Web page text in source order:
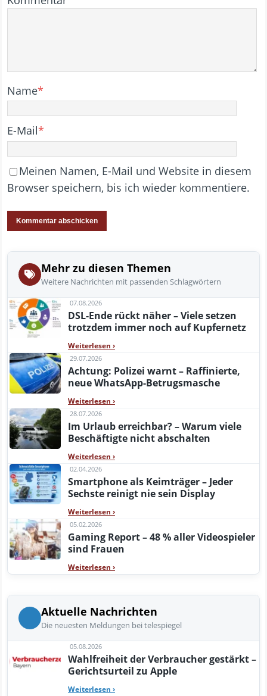
Name*
E-Mail*
Meinen Namen, E-Mail und Website in diesem
Browser speichern, bis ich wieder kommentiere.
Mehr zu diesen Themen
Weitere Nachrichten mit passenden Schlagwörtern
07.08.2026
DSL-Ende rückt näher – Viele setzen
trotzdem immer noch auf Kupfernetz
Weiterlesen ›
29.07.2026
Achtung: Polizei warnt – Raffinierte,
neue WhatsApp-Betrugsmasche
Weiterlesen ›
28.07.2026
Im Urlaub erreichbar? – Warum viele
Beschäftigte nicht abschalten
Weiterlesen ›
02.04.2026
Smartphone als Keimträger – Jeder
Sechste reinigt nie sein Display
Weiterlesen ›
05.02.2026
Gaming Report – 48 % aller Videospieler
sind Frauen
Weiterlesen ›
Aktuelle Nachrichten
Die neuesten Meldungen bei telespiegel
05.08.2026
Wahlfreiheit der Verbraucher gestärkt –
Gerichtsurteil zu Apple
Weiterlesen ›